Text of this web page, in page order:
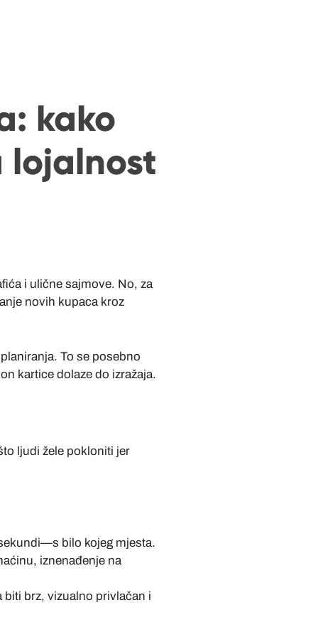
kako
lojalnost
i ulične sajmove. No, za
novih kupaca kroz
To se posebno
kartice dolaze do izražaja.
ljudi žele pokloniti jer
bilo kojeg mjesta.
iznenađenje na
brz, vizualno privlačan i